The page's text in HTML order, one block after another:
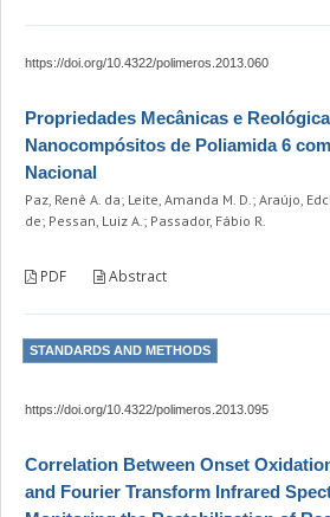
https://doi.org/10.4322/polimeros.2013.060
Propriedades Mecânicas e
Nanocompósitos de Poliamida 6
Nacional
Paz, Renê A. da; Leite, Amanda M. D.; Araújo,
de; Pessan, Luiz A.; Passador, Fábio R.
PDF Abstract
STANDARDS AND METHODS
https://doi.org/10.4322/polimeros.2013.095
Correlation Between Onset
and Fourier Transform Infrared